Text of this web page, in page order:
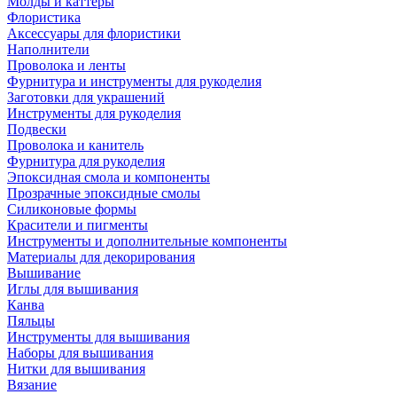
Флористика
Аксессуары для флористики
Наполнители
Проволока и ленты
Фурнитура и инструменты для рукоделия
Заготовки для украшений
Инструменты для рукоделия
Подвески
Проволока и канитель
Фурнитура для рукоделия
Эпоксидная смола и компоненты
Прозрачные эпоксидные смолы
Силиконовые формы
Красители и пигменты
Инструменты и дополнительные компоненты
Материалы для декорирования
Вышивание
Иглы для вышивания
Канва
Пяльцы
Инструменты для вышивания
Наборы для вышивания
Нитки для вышивания
Вязание